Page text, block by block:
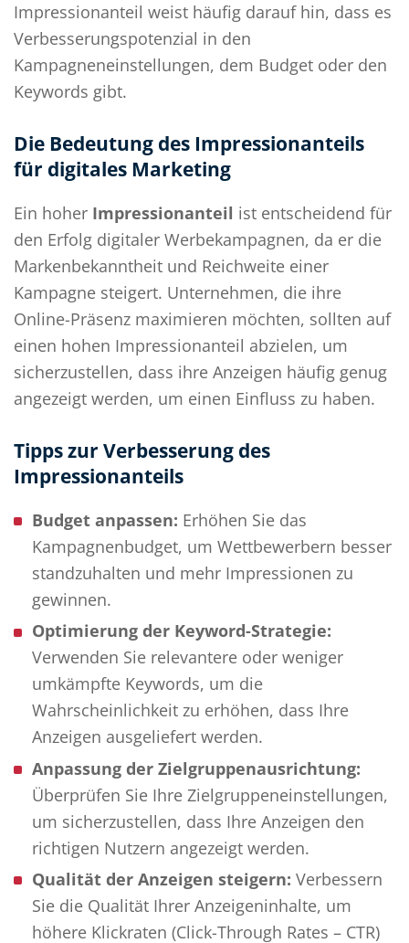
Impressionanteil weist häufig darauf hin, dass es
Verbesserungspotenzial in den
Kampagneneinstellungen, dem Budget oder den
Keywords gibt.
Die Bedeutung des Impressionanteils
für digitales Marketing
Ein hoher Impressionanteil ist entscheidend für
den Erfolg digitaler Werbekampagnen, da er die
Markenbekanntheit und Reichweite einer
Kampagne steigert. Unternehmen, die ihre
Online-Präsenz maximieren möchten, sollten auf
einen hohen Impressionanteil abzielen, um
sicherzustellen, dass ihre Anzeigen häufig genug
angezeigt werden, um einen Einfluss zu haben.
Tipps zur Verbesserung des
Impressionanteils
Budget anpassen: Erhöhen Sie das
Kampagnenbudget, um Wettbewerbern besser
standzuhalten und mehr Impressionen zu
gewinnen.
Optimierung der Keyword-Strategie:
Verwenden Sie relevantere oder weniger
umkämpfte Keywords, um die
Wahrscheinlichkeit zu erhöhen, dass Ihre
Anzeigen ausgeliefert werden.
Anpassung der Zielgruppenausrichtung:
Überprüfen Sie Ihre Zielgruppeneinstellungen,
um sicherzustellen, dass Ihre Anzeigen den
richtigen Nutzern angezeigt werden.
Qualität der Anzeigen steigern: Verbessern
Sie die Qualität Ihrer Anzeigeninhalte, um
höhere Klickraten (Click-Through Rates – CTR)